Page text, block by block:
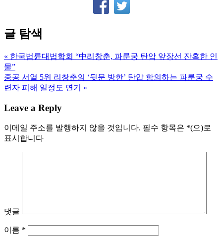
글 탐색
« 한국법륜대법학회 “中리창춘, 파룬궁 탄압 앞장선 잔혹한 인
물”
중공 서열 5위 리창춘의 ‘뒷문 방한’ 탄압 항의하는 파룬궁 수
련자 피해 일정도 연기 »
Leave a Reply
이메일 주소를 발행하지 않을 것입니다. 필수 항목은 *(으)로
표시합니다
댓글
이름 *